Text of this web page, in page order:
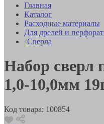
Главная
Каталог
Расходные материалы
Для дрелей и
Сверла
Набор сверл
1,0-10,0мм
Код товара: 100854